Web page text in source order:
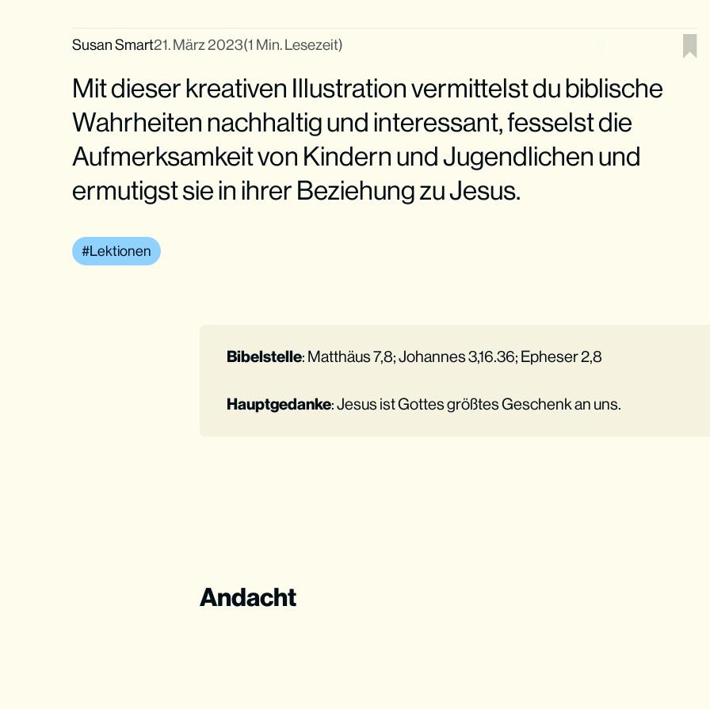
Susan Smart21. März 2023(1 Min. Lesezeit)
Mit dieser kreativen Illustration vermittelst du biblische
Wahrheiten nachhaltig und interessant, fesselst die
Aufmerksamkeit von Kindern und Jugendlichen und
ermutigst sie in ihrer Beziehung zu Jesus.
Lektionen
Bibelstelle: Matthäus 7,8; Johannes 3,16.36; Epheser 2,8
Hauptgedanke: Jesus ist Gottes größtes Geschenk an uns.
Andacht